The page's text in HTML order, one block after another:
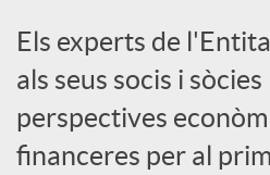
d
o
Els experts de
als seus socis i
perspectives
financeres per al